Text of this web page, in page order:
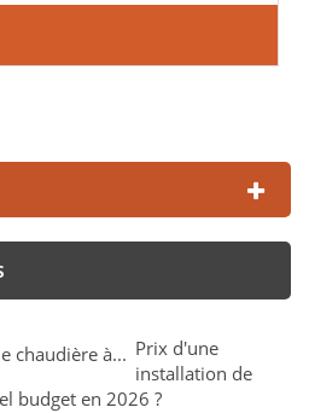
Prix d'une
installation de
budget en 2026 ?